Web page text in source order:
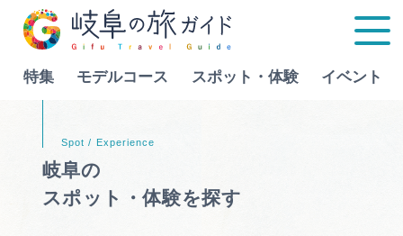
特集 モデルコース スポット・体験 イベント
特集
Language
岐阜の
スポット・体験を探す